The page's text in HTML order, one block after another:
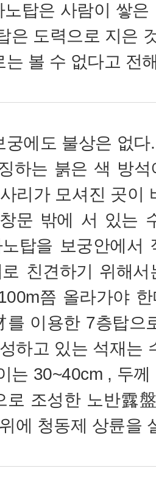
탑은 사람이 쌓
은 도력으로 지은
는 볼 수 없다고 전
궁에도 불상은 없
하는 붉은 색 방
리가 모셔진 곳이
문 밖에 서 있는
탑을 보궁안에서
친견하기 위해
쯤 올라가야
이용한 7층탑으
하고 있는 석재는
는 30~40cm , 두
로 조성한 노반露
에 청동제 상륜을